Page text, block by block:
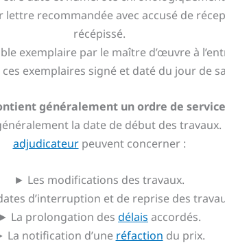
recommandée avec accusé de
récépissé.
exemplaire par le maître d’œuvre à
ces exemplaires signé et daté du jour de
généralement un ordre de
la date de début des
adjudicateurpeuvent concerner :
► Les modifications des travaux.
d’interruption et de reprise des
► La prolongation des délais accordés.
La notification d’une réfaction du prix.